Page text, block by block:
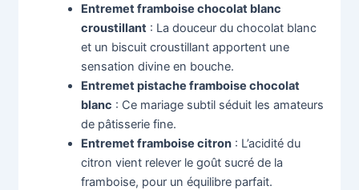
Entremet framboise chocolat blanc
croustillant : La douceur du chocolat blanc
et un biscuit croustillant apportent une
sensation divine en bouche.
Entremet pistache framboise chocolat
blanc : Ce mariage subtil séduit les amateurs
de pâtisserie fine.
Entremet framboise citron : L’acidité du
citron vient relever le goût sucré de la
framboise, pour un équilibre parfait.